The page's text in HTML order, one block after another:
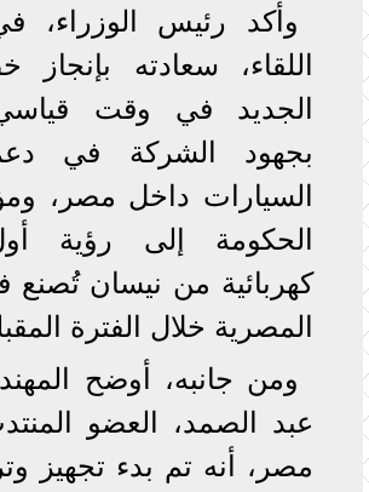
وأكد رئيس الوزراء،
اللقاء، سعادته بإنجاز
الجديد في وقت
بجهود الشركة في
السيارات داخل مصر،
الحكومة إلى رؤية
كهربائية من نيسان
المصرية خلال الفترة
ومن جانبه، أوضح
عبد الصمد، العضو
مصر، أنه تم بدء تجهيز